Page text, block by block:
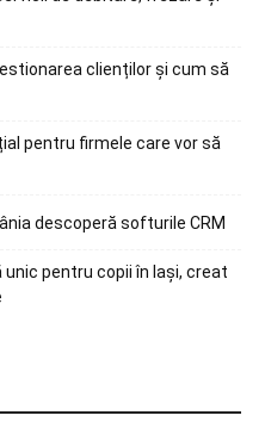
clienților și cum să
pentru firmele care vor să
descoperă softurile CRM
pentru copii în Iași, creat